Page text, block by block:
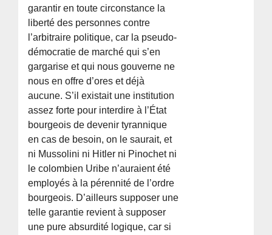
garantir en toute circonstance la
liberté des personnes contre
l’arbitraire politique, car la pseudo-
démocratie de marché qui s’en
gargarise et qui nous gouverne ne
nous en offre d’ores et déjà
aucune. S’il existait une institution
assez forte pour interdire à l’État
bourgeois de devenir tyrannique
en cas de besoin, on le saurait, et
ni Mussolini ni Hitler ni Pinochet ni
le colombien Uribe n’auraient été
employés à la pérennité de l’ordre
bourgeois. D’ailleurs supposer une
telle garantie revient à supposer
une pure absurdité logique, car si